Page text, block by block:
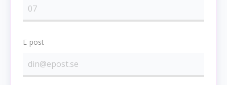
E-post